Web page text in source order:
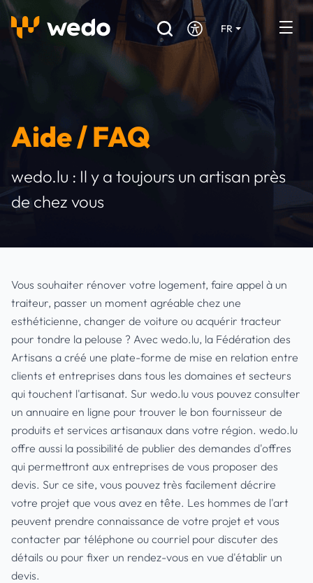
FR
DE
Annuaire des Artisans
Réalisations
Aides et subventions
Offres d'emploi
Connexion
Aide / FAQ
wedo.lu : Il y a toujours un artisan près
de chez vous
Vous souhaiter rénover votre logement, faire appel à un
traiteur, passer un moment agréable chez une
esthéticienne, changer de voiture ou acquérir tracteur
pour tondre la pelouse ? Avec wedo.lu, la Fédération des
Artisans a créé une plate-forme de mise en relation entre
clients et entreprises dans tous les domaines et secteurs
qui touchent l'artisanat. Sur wedo.lu vous pouvez consulter
un annuaire en ligne pour trouver le bon fournisseur de
produits et services artisanaux dans votre région. wedo.lu
offre aussi la possibilité de publier des demandes d'offres
qui permettront aux entreprises de vous proposer des
devis. Sur ce site, vous pouvez très facilement décrire
votre projet que vous avez en tête. Les hommes de l'art
peuvent prendre connaissance de votre projet et vous
contacter par téléphone ou courriel pour discuter des
détails ou pour fixer un rendez-vous en vue d'établir un
devis.